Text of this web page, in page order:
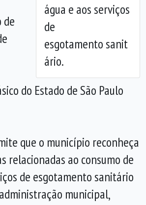
água e aos serviços
de
esgotamento sanit
ário.
de
do Estado de São Paulo
que o município reconheça
relacionadas ao consumo de
de esgotamento sanitário
municipal,